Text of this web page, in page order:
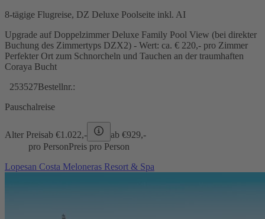
8-tägige Flugreise, DZ Deluxe Poolseite inkl. AI
Upgrade auf Doppelzimmer Deluxe Family Pool View (bei direkter
Buchung des Zimmertyps DZX2) - Wert: ca. € 220,- pro Zimmer
Perfekter Ort zum Schnorcheln und Tauchen an der traumhaften
Coraya Bucht
253527Bestellnr.:
Pauschalreise
Alter Preisab €1.022,- ab €929,-
pro PersonPreis pro Person
Lopesan Costa Meloneras Resort & Spa